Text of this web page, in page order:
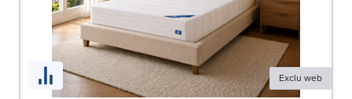
Exclu web